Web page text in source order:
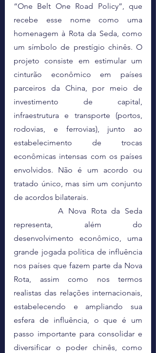
“One Belt One Road Policy”, que
recebe esse nome como uma
homenagem à Rota da Seda, como
um símbolo de prestígio chinês. O
projeto consiste em estimular um
cinturão econômico em países
parceiros da China, por meio de
investimento de capital,
infraestrutura e transporte (portos,
rodovias, e ferrovias), junto ao
estabelecimento de trocas
econômicas intensas com os países
envolvidos. Não é um acordo ou
tratado único, mas sim um conjunto
de acordos bilaterais.
		A Nova Rota da Seda
representa, além do
desenvolvimento econômico, uma
grande jogada política de influência
nos países que fazem parte da Nova
Rota, assim como nos termos
realistas das relações internacionais,
estabelecendo e ampliando sua
esfera de influência, o que é um
passo importante para consolidar e
diversificar o poder chinês, como